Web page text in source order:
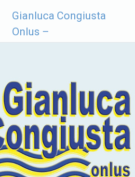
contenuto
Gianluca Congiusta
Onlus –